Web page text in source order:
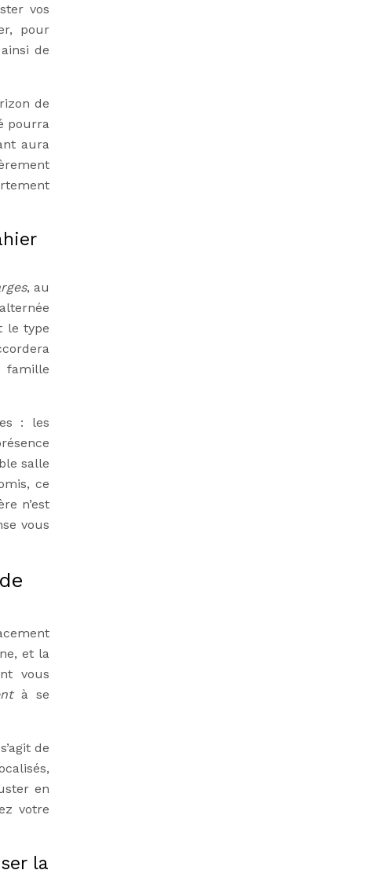
vos
pour
de
de
pourra
aura
, au
le type
famille
: les
salle
ce
n’est
vous
et la
vous
à se
de
en
votre
la